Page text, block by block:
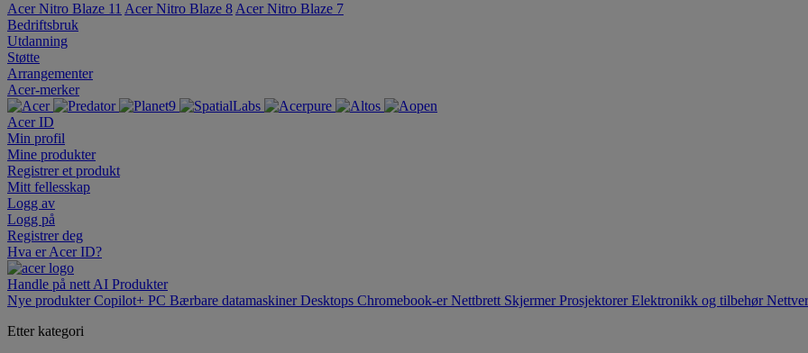
Acer Nitro Blaze 11 Acer Nitro Blaze 8 Acer Nitro Blaze 7
Bedriftsbruk
Utdanning
Støtte
Arrangementer
Acer-merker
Acer ID
Min profil
Mine produkter
Registrer et produkt
Mitt fellesskap
Logg av
Logg på
Registrer deg
Hva er Acer ID?
Handle på nett AI Produkter
Nye produkterCopilot+ PC Bærbare datamaskinerDesktops Chromebook-erNettbrett SkjermerProsjektorerElektronikk og tilbehør
Etter kategori